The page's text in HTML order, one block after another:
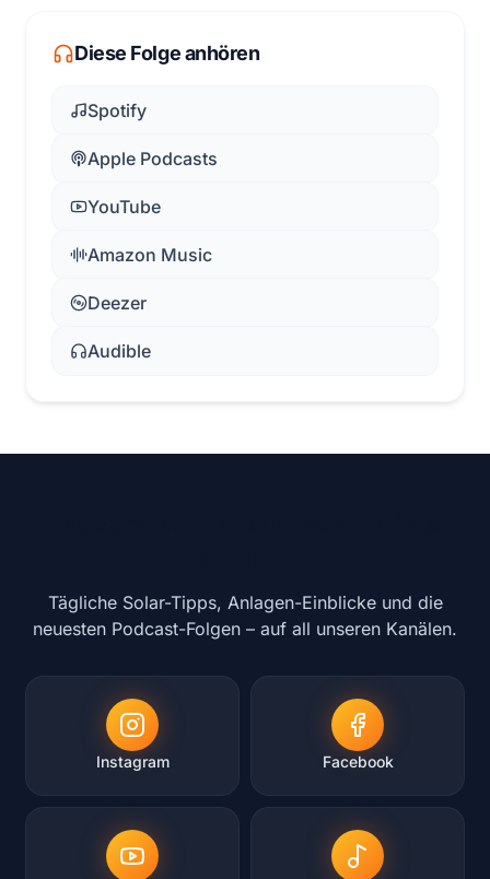
Diese Folge anhören
Spotify
Apple Podcasts
YouTube
Amazon Music
Deezer
Audible
Tägliche Solar-Tipps, Anlagen-Einblicke und die
neuesten Podcast-Folgen – auf all unseren Kanälen.
Instagram Facebook